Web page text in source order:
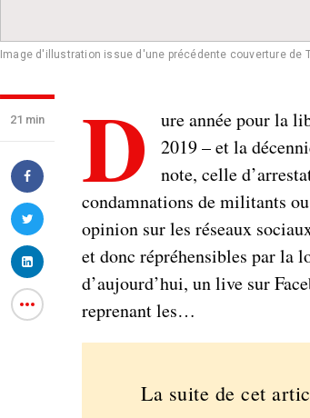
Image d'illustration issue d'une précédente couverture de
21 min D
ure année pour la
2019 – et la
note, celle
condamnations de militants
opinion sur les réseaux
et donc répréhensibles par la
d’aujourd’hui, un live sur
reprenant les…
La suite de cet